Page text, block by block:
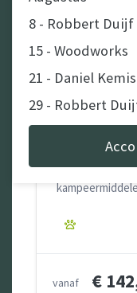
Prachtige
uitzicht op de
vanaf €
8 - Robbert Duijf
15 - Woodworks
21 - Daniel
29 - Robbert
11, 12, 13 - Cars